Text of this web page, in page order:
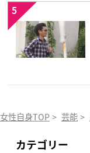
5
女性自身TOP > 芸能 >
カテゴリー